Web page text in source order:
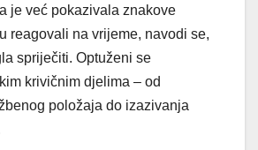
je već pokazivala znakove
reagovali na vrijeme, navodi se,
spriječiti. Optuženi se
krivičnim djelima – od
položaja do izazivanja